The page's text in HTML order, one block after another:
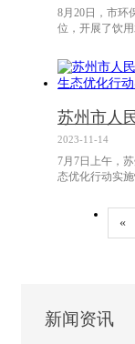
8月20日，市环
位，开展了饮
湖、西湖及入
各水域藻密度
可控范围之内
2023-11-14
7月7日上午，
态优化行动实
老城区玉山圩
生态文明建设
染防治目标任
«
新闻资讯